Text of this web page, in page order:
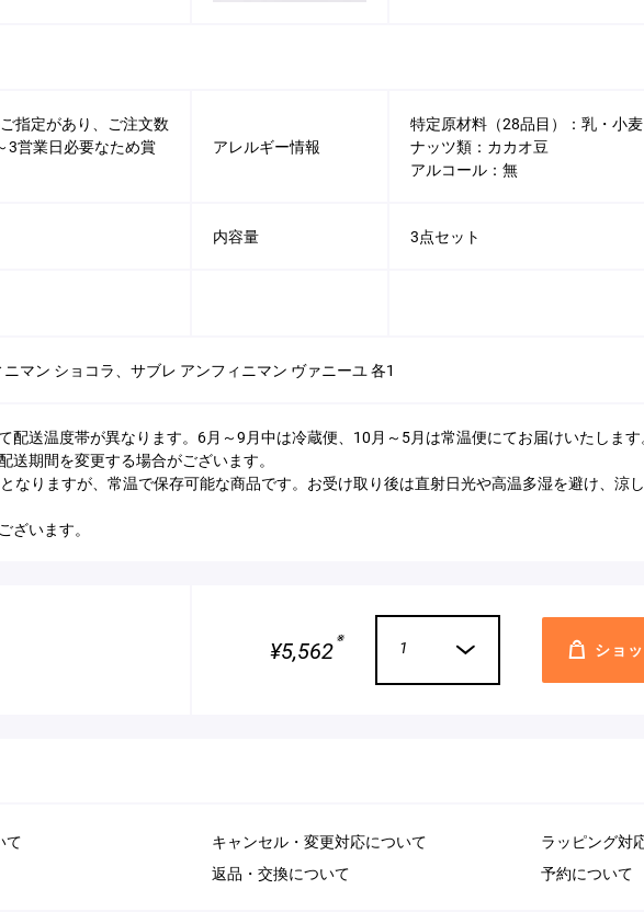
指定があり、ご注文数
3営業日必要なため賞
アレルギー情報
特定原材料（28品目）：乳・小麦
ナッツ類：カカオ豆
アルコール：無
内容量 3点セット
マン ショコラ、サブレ アンフィニマン ヴァニーユ 各1
配送温度帯が異なります。6月～9月中は冷蔵便、10月～5月は常温便にてお届けいたしま
送期間を変更する場合がございます。
なりますが、常温で保存可能な商品です。お受け取り後は直射日光や高温多湿を避け、涼
います。
¥5,562※ 1 ショ
て キャンセル・変更対応について
ラッピング対
返品・交換について 予約について